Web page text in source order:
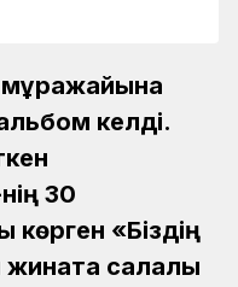
мұражайына
келді.
30
«Біздің
салалық